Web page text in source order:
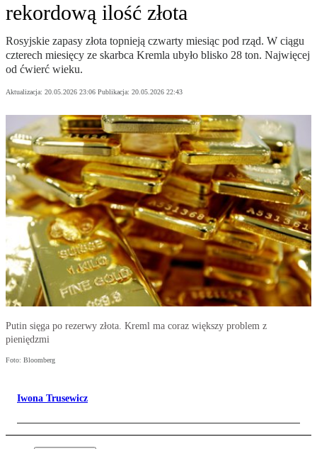
rekordową ilość złota
Rosyjskie zapasy złota topnieją czwarty miesiąc pod rząd. W ciągu
czterech miesięcy ze skarbca Kremla ubyło blisko 28 ton. Najwięcej
od ćwierć wieku.
Aktualizacja: 20.05.2026 23:06 Publikacja: 20.05.2026 22:43
Putin sięga po rezerwy złota. Kreml ma coraz większy problem z
pieniędzmi
Foto: Bloomberg
Iwona Trusewicz